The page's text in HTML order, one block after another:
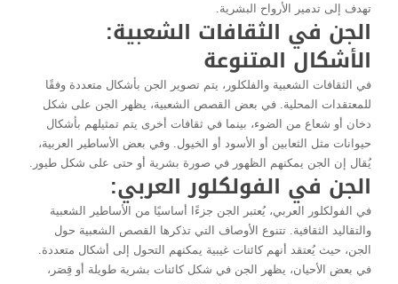
تهدف إلى تدمير الأرواح البشرية.
الجن في الثقافات الشعبية:
الأشكال المتنوعة
في الثقافات الشعبية والفلكلور، يتم تصوير الجن بأشكال متعددة وفقًا
للمعتقدات المحلية. في بعض القصص الشعبية، يظهر الجن على شكل
دخان أو شعاع من الضوء، بينما في ثقافات أخرى يتم تمثيلهم بأشكال
حيوانات مثل الثعابين أو الأسود أو الخيول. وفي بعض الأساطير العربية،
يُقال إن الجن يمكنهم الظهور في صورة بشرية أو حتى على شكل طيور.
الجن في الفولكلور العربي:
في الفولكلور العربي، يُعتبر الجن جزءًا أساسيًا من الأساطير الشعبية
والتقاليد الثقافية. تتنوع الأوصاف التي تذكرها القصص الشعبية حول
الجن، حيث يُعتقد أنهم كائنات غيبية يمكنهم التحول إلى أشكال متعددة.
في بعض الأحيان، يظهر الجن في شكل كائنات بشرية طويلة أو قِصَر،